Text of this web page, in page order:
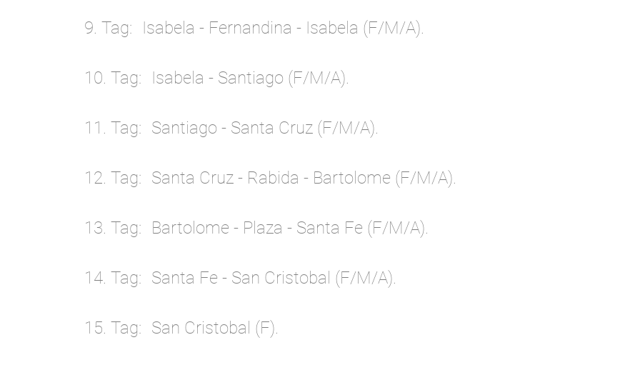
9. Tag Isabela - Fernandina - Isabela (F/M/A).
10. Tag Isabela - Santiago (F/M/A).
11. Tag Santiago - Santa Cruz (F/M/A).
12. Tag Santa Cruz - Rabida - Bartolome (F/M/A).
13. Tag Bartolome - Plaza - Santa Fe (F/M/A).
14. Tag Santa Fe - San Cristobal (F/M/A).
15. Tag San Cristobal (F).